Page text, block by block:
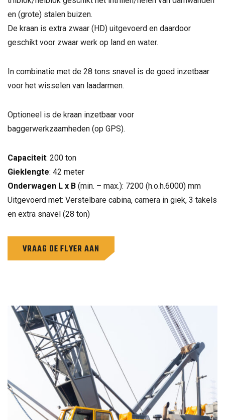
en (grote) stalen buizen.
De kraan is extra zwaar (HD) uitgevoerd en daardoor
geschikt voor zwaar werk op land en water.
In combinatie met de 28 tons snavel is de goed inzetbaar
voor het wisselen van laadarmen.
Optioneel is de kraan inzetbaar voor
baggerwerkzaamheden (op GPS).
Capaciteit: 200 ton
Gieklengte: 42 meter
Onderwagen L x B (min. – max.): 7200 (h.o.h.6000) mm
Uitgevoerd met: Verstelbare cabina, camera in giek, 3 takels
en extra snavel (28 ton)
VRAAG DE FLYER AAN